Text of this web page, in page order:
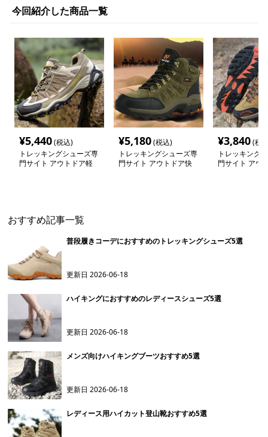
今回紹介した商品一覧
¥5,440(税込)
トレッキングシューズ専
門サイト アウトドア軽
¥5,180(税込)
トレッキングシューズ専
門サイト アウトドア快
¥3,840(税
トレッキング
門サイト アウ
おすすめ記事一覧
普段履きコーデにおすすめのトレッキングシューズ5選
更新日2026-06-18
ハイキングにおすすめのレディースシューズ5選
更新日2026-06-18
メンズ向けハイキングブーツおすすめ5選
更新日2026-06-18
レディース用ハイカット登山靴おすすめ5選